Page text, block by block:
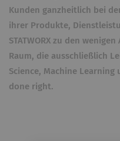
Kunden ganzheitlich bei
ihrer Produkte,
STATWORX zu den
Raum, die ausschließlich
Science, Machine Learning
done right.